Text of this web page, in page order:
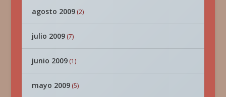
agosto 2009(2)
julio 2009(7)
junio 2009(1)
mayo 2009(5)